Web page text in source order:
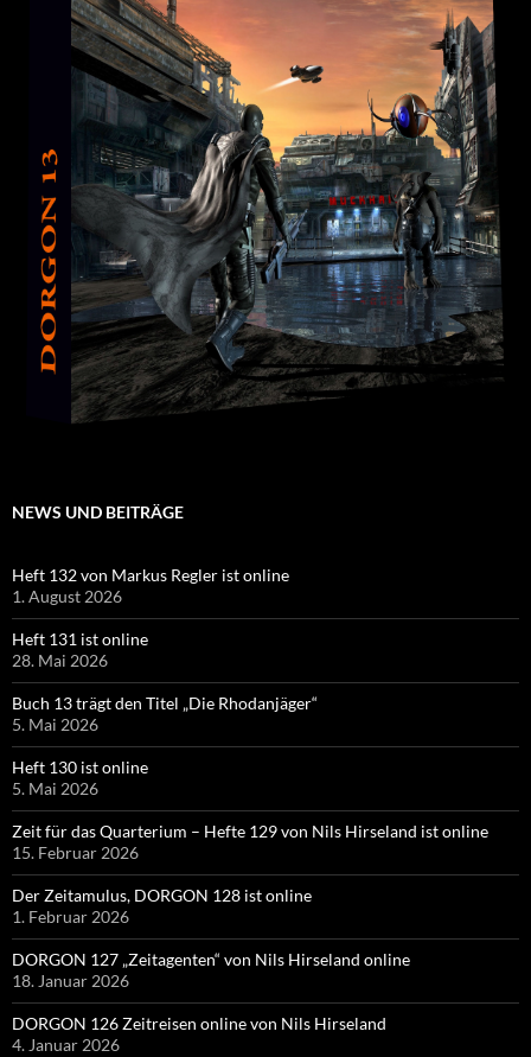
NEWS UND BEITRÄGE
Heft 132 von Markus Regler ist online
1. August 2026
Heft 131 ist online
28. Mai 2026
Buch 13 trägt den Titel „Die Rhodanjäger“
5. Mai 2026
Heft 130 ist online
5. Mai 2026
Zeit für das Quarterium – Hefte 129 von Nils Hirseland ist online
15. Februar 2026
Der Zeitamulus, DORGON 128 ist online
1. Februar 2026
DORGON 127 „Zeitagenten“ von Nils Hirseland online
18. Januar 2026
DORGON 126 Zeitreisen online von Nils Hirseland
4. Januar 2026